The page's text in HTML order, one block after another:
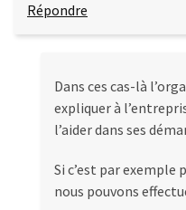
Répondre
Dans ces cas-là
expliquer à
l’aider dans ses
Si c’est par
nous pouvons